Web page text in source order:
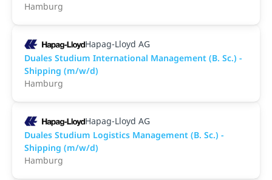
Hamburg
Hapag-Lloyd AG
Duales Studium International Management (B. Sc.) -
Shipping (m/w/d)
Hamburg
Hapag-Lloyd AG
Duales Studium Logistics Management (B. Sc.) -
Shipping (m/w/d)
Hamburg